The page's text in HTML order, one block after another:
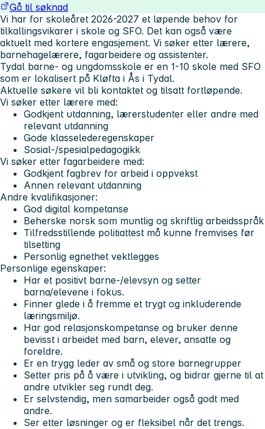
Gå til søknad
Vi har for skoleåret 2026-2027 et løpende behov for
tilkallingsvikarer i skole og SFO. Det kan også være
aktuelt med kortere engasjement. Vi søker etter lærere,
barnehagelærere, fagarbeidere og assistenter.
Tydal barne- og ungdomsskole er en 1-10 skole med SFO
som er lokalisert på Kløfta i Ås i Tydal.
Aktuelle søkere vil bli kontaktet og tilsatt fortløpende.
Vi søker etter lærere med:
Godkjent utdanning, lærerstudenter eller andre med
relevant utdanning
Gode klasselederegenskaper
Sosial-/spesialpedagogikk
Vi søker etter fagarbeidere med:
Godkjent fagbrev for arbeid i oppvekst
Annen relevant utdanning
Andre kvalifikasjoner:
God digital kompetanse
Beherske norsk som muntlig og skriftlig arbeidsspråk
Tilfredsstillende politiattest må kunne fremvises før
tilsetting
Personlig egnethet vektlegges
Personlige egenskaper:
Har et positivt barne-/elevsyn og setter
barna/elevene i fokus.
Finner glede i å fremme et trygt og inkluderende
læringsmiljø.
Har god relasjonskompetanse og bruker denne
bevisst i arbeidet med barn, elever, ansatte og
foreldre.
Er en trygg leder av små og store barnegrupper
Setter pris på å være i utvikling, og bidrar gjerne til at
andre utvikler seg rundt deg.
Er selvstendig, men samarbeider også godt med
andre.
Ser etter løsninger og er fleksibel når det trengs.